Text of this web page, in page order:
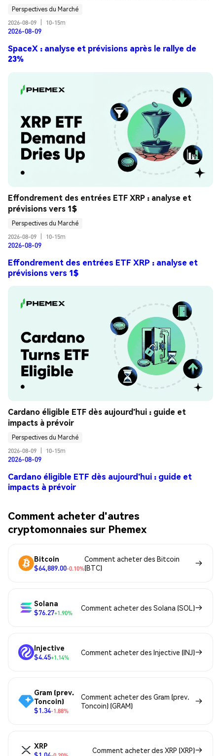
Perspectives du Marché
2026-08-09
10-15m
2026-08-09
SpaceX : analyse et prévisions après le rallye de
23%
Effondrement des entrées ETF XRP : analyse et
prévisions vers 1$
Perspectives du Marché
2026-08-09
10-15m
2026-08-09
Effondrement des entrées ETF XRP : analyse et
prévisions vers 1$
Cardano éligible ETF dès aujourd'hui : guide et
impacts à prévoir
Perspectives du Marché
2026-08-09
10-15m
2026-08-09
Cardano éligible ETF dès aujourd'hui : guide et
impacts à prévoir
Comment acheter d'autres
cryptomonnaies sur Phemex
Bitcoin
$64,889.00-0.10%
Comment acheter des Bitcoin
(BTC)
Solana
$76.27+1.90%
Comment acheter des Solana (SOL)
Injective
$4.45+1.14%
Comment acheter des Injective (INJ)
Gram (prev.
Toncoin)
$1.34-1.88%
Comment acheter des Gram (prev.
Toncoin) (GRAM)
XRP
Comment acheter des XRP (XRP)